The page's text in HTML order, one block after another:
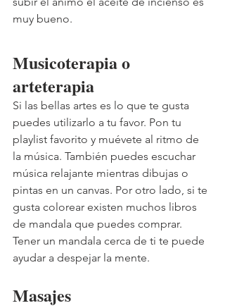
muy bueno.
Musicoterapia o
arteterapia
Si las bellas artes es lo que te gusta
puedes utilizarlo a tu favor. Pon tu
playlist favorito y muévete al ritmo de
la música. También puedes escuchar
música relajante mientras dibujas o
pintas en un canvas. Por otro lado, si te
gusta colorear existen muchos libros
de mandala que puedes comprar.
Tener un mandala cerca de ti te puede
ayudar a despejar la mente.
Masajes